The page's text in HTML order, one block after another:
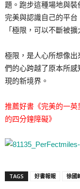
題。跑步這種場地與
完美與認識自己的平
「極限，可以不斷被擴
極限，是人心所想像
們的心跨越了原本所
現的新境界。
推薦好書《完美的一
的四分鐘障礙》
TAGS 好書報報 徐國